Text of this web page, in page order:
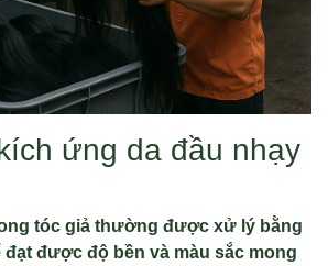
ứng da đầu nhạy
tóc giả thường được xử lý bằng
đạt được độ bền và màu sắc mong